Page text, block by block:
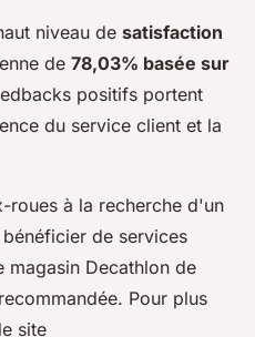
niveau de satisfaction
de 78,03% basée sur
positifs portent
du service client et la
roues à la recherche d'un
de services
magasin Decathlon de
Pour plus
site